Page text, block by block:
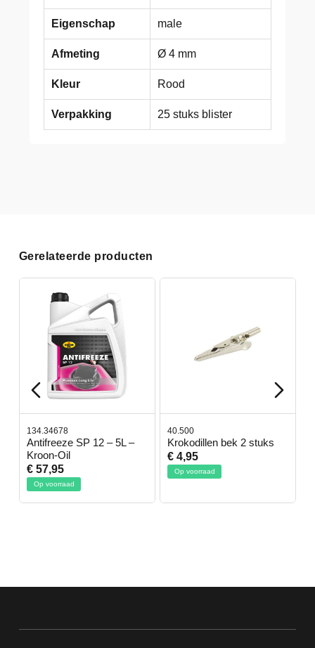
Eigenschap male
Afmeting Ø 4 mm
Kleur Rood
Verpakking 25 stuks blister
Gerelateerde producten
134.34678
Antifreeze SP 12 – 5L –
Kroon-Oil
€ 57,95
Op voorraad
40.500
Krokodillen bek 2 stuks
€ 4,95
Op voorraad